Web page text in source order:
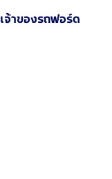
เจ้าของรถฟอร์ด